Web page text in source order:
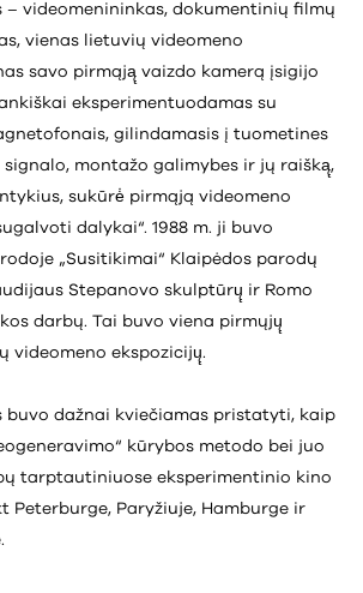
– videomenininkas, dokumentinių filmų
vienas lietuvių videomeno
savo pirmąją̨ vaizdo kamerą įsigijo
eksperimentuodamas su
gilindamasis į tuometines
montažo galimybes ir jų raišką̨,
sukūrė̇ pirmąją videomeno
dalykai“. 1988 m. ji buvo
„Susitikimai“ Klaipėdos parodų
Stepanovo skulptūrų̨ ir Romo
darbų. Tai buvo viena pirmųjų̨
videomeno ekspozicijų̨.
buvo dažnai kviečiamas pristatyti, kaip
kūrybos metodo bei juo
tarptautiniuose eksperimentinio kino
Peterburge, Paryžiuje, Hamburge ir